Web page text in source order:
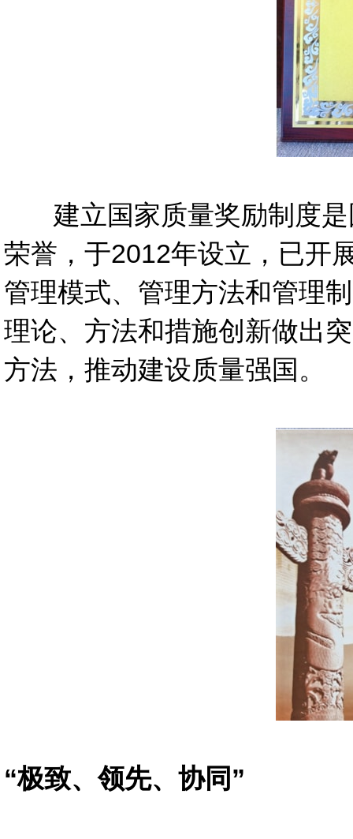
建立国家质量奖励制度是
荣誉，于2012年设立，已开
管理模式、管理方法和管理
理论、方法和措施创新做出
方法，推动建设质量强国。
“极致、领先、协同”